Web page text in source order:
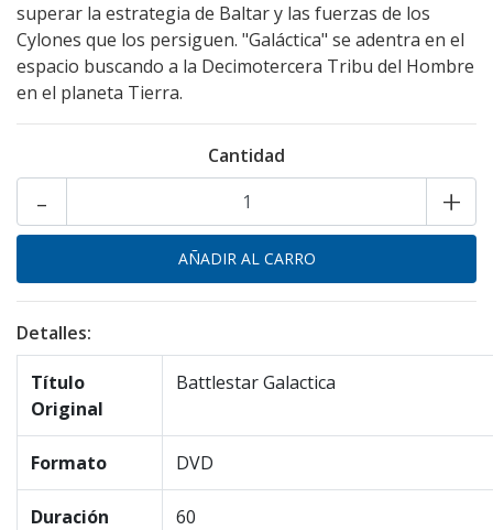
superar la estrategia de Baltar y las fuerzas de los
Cylones que los persiguen. "Galáctica" se adentra en el
espacio buscando a la Decimotercera Tribu del Hombre
en el planeta Tierra.
Cantidad
+
-
Detalles:
Título
Original
Battlestar Galactica
Formato DVD
Duración 60